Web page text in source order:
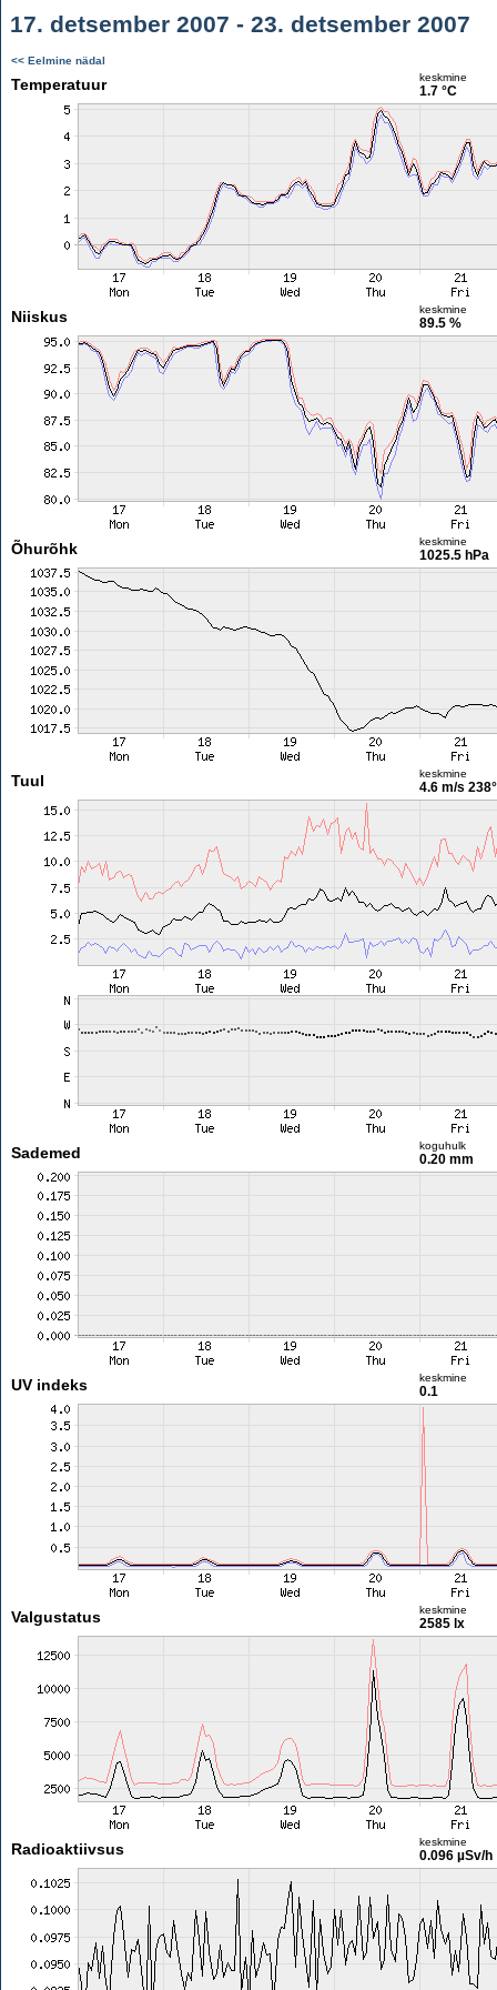
17. detsember 2007 - 23. detsember 2007
<< Eelmine nädal
Temperatuur keskmine
1.7 °C
Niiskus keskmine
89.5 %
Õhurõhk keskmine
1025.5 hPa
Tuul keskmine
4.6 m/s 238°
Sademed koguhulk
0.20 mm
UV indeks keskmine
0.1
Valgustatus keskmine
2585 lx
Radioaktiivsus keskmine
0.096 µSv/h